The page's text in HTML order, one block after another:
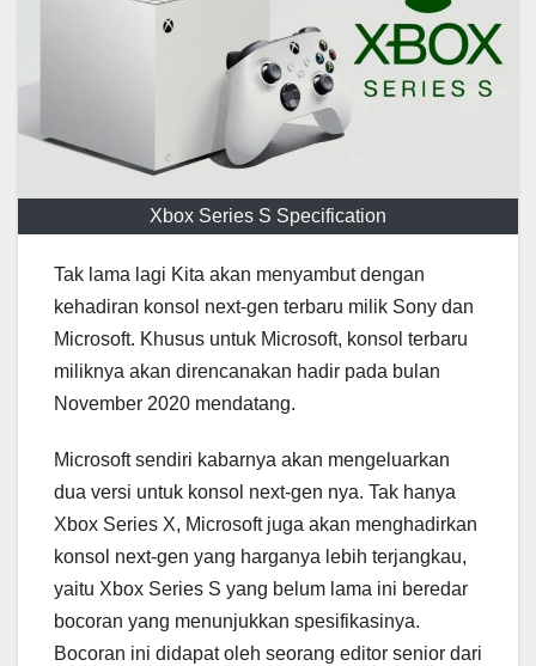
Xbox Series S Specification
Tak lama lagi Kita akan menyambut dengan
kehadiran konsol next-gen terbaru milik Sony dan
Microsoft. Khusus untuk Microsoft, konsol terbaru
miliknya akan direncanakan hadir pada bulan
November 2020 mendatang.
Microsoft sendiri kabarnya akan mengeluarkan
dua versi untuk konsol next-gen nya. Tak hanya
Xbox Series X, Microsoft juga akan menghadirkan
konsol next-gen yang harganya lebih terjangkau,
yaitu Xbox Series S yang belum lama ini beredar
bocoran yang menunjukkan spesifikasinya.
Bocoran ini didapat oleh seorang editor senior dari